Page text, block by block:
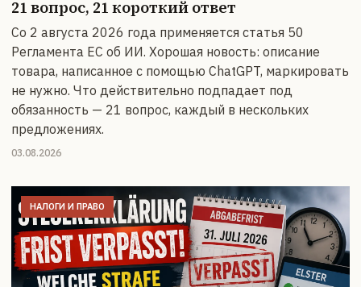
21 вопрос, 21 короткий ответ
Со 2 августа 2026 года применяется статья 50
Регламента ЕС об ИИ. Хорошая новость: описание
товара, написанное с помощью ChatGPT, маркировать
не нужно. Что действительно подпадает под
обязанность — 21 вопрос, каждый в нескольких
предложениях.
03.08.2026
НАЛОГИ И ПРАВО